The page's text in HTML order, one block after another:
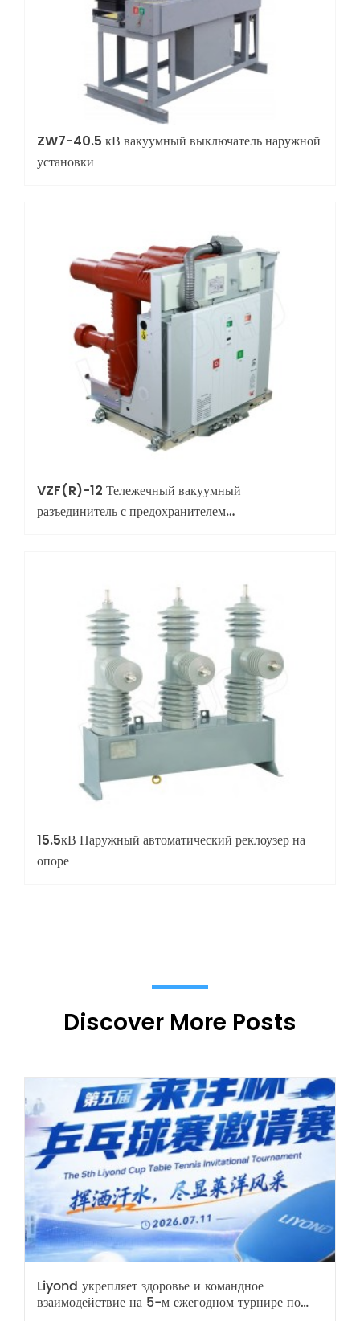
ZW7-40.5 кВ вакуумный выключатель наружной
установки
VZF(R)-12 Тележечный вакуумный
разъединитель с предохранителем
15.5кВ Наружный автоматический реклоузер на
опоре
Discover More Posts
Liyond укрепляет здоровье и командное
взаимодействие на 5-м ежегодном турнире по